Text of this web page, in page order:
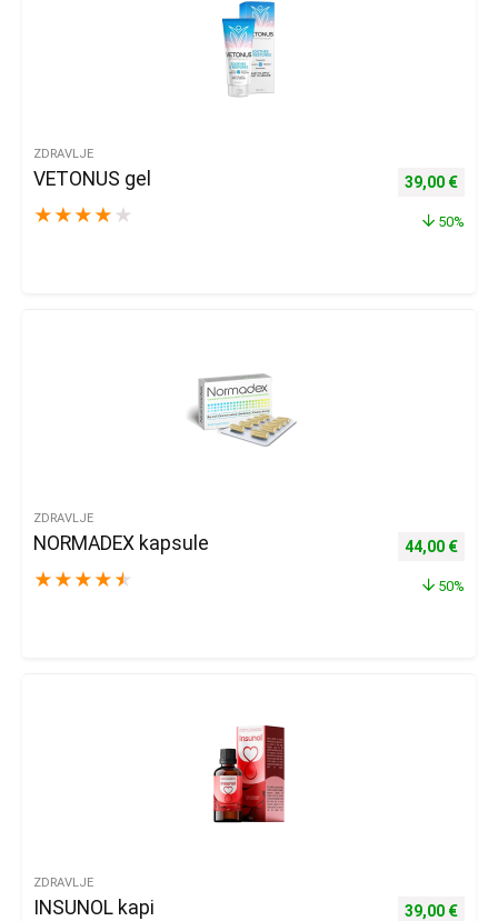
ZDRAVLJE
VETONUS gel
★ ★ ★ ★ ★
Izvorna
39,00 €
50%
ZDRAVLJE
NORMADEX kapsule
★ ★ ★ ★ ★
Izvorna
44,00 €
50%
ZDRAVLJE
INSUNOL kapi
Izvorna
39,00 €